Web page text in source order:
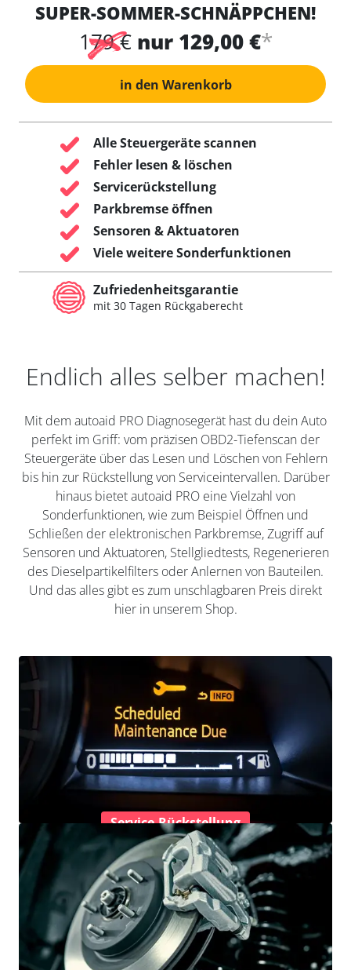
SUPER-SOMMER-SCHNÄPPCHEN!
179 € nur 129,00 €*
in den Warenkorb
Alle Steuergeräte scannen
Fehler lesen & löschen
Servicerückstellung
Parkbremse öffnen
Sensoren & Aktuatoren
Viele weitere Sonderfunktionen
Zufriedenheitsgarantie
mit 30 Tagen Rückgaberecht
Endlich alles selber machen!
Mit dem autoaid PRO Diagnosegerät hast du dein Auto
perfekt im Griff: vom präzisen OBD2-Tiefenscan der
Steuergeräte über das Lesen und Löschen von Fehlern
bis hin zur Rückstellung von Serviceintervallen. Darüber
hinaus bietet autoaid PRO eine Vielzahl von
Sonderfunktionen, wie zum Beispiel Öffnen und
Schließen der elektronischen Parkbremse, Zugriff auf
Sensoren und Aktuatoren, Stellgliedtests, Regenerieren
des Dieselpartikelfilters oder Anlernen von Bauteilen.
Und das alles gibt es zum unschlagbaren Preis direkt
hier in unserem Shop.
Service-Rückstellung